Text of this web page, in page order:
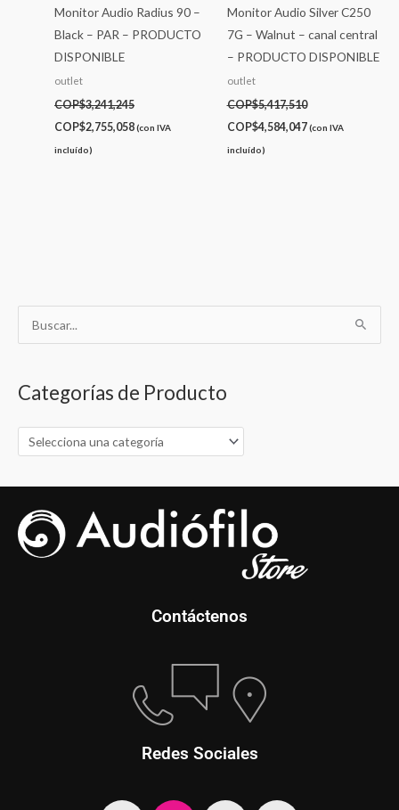
c
a
r
:
Categorías de Producto
Monitor Audio Radius 90 –
Black – PAR – PRODUCTO
DISPONIBLE
outlet
COP$3,241,245
COP$2,755,058(con IVA
incluído)
Monitor Audio Silver C250
7G – Walnut – canal central
– PRODUCTO DISPONIBLE
outlet
COP$5,417,510
COP$4,584,047 (con IVA
incluído)
Contáctenos
Redes Sociales